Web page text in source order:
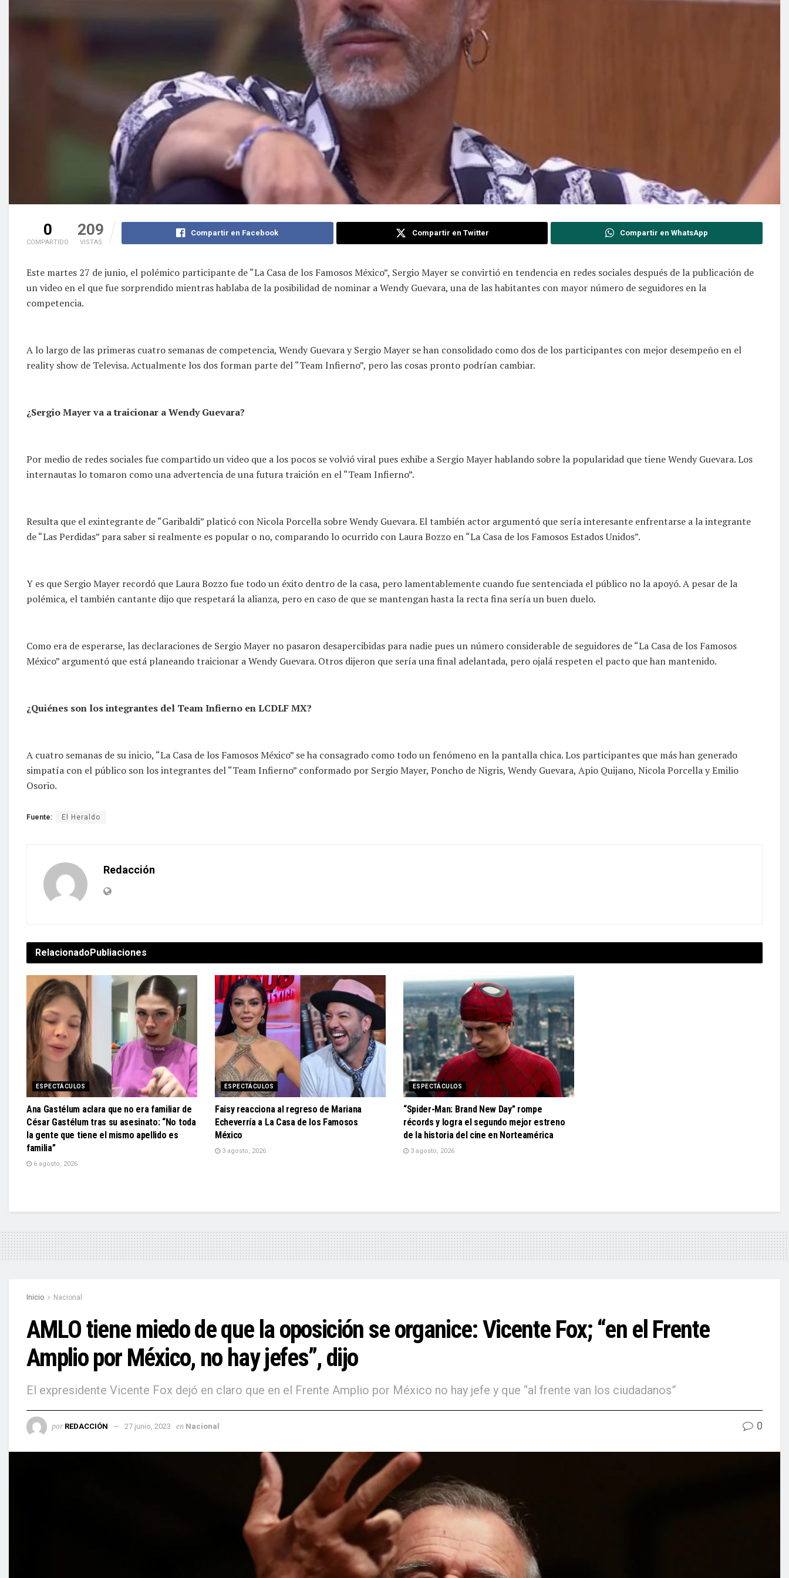
0
COMPARTIDO
209
VISTAS
Compartir en Facebook Compartir en Twitter Compartir en WhatsApp
Este martes 27 de junio, el polémico participante de “La Casa de los Famosos México”, Sergio Mayer se convirtió en tendencia en redes sociales después de la publicación de
un video en el que fue sorprendido mientras hablaba de la posibilidad de nominar a Wendy Guevara, una de las habitantes con mayor número de seguidores en la
competencia.
A lo largo de las primeras cuatro semanas de competencia, Wendy Guevara y Sergio Mayer se han consolidado como dos de los participantes con mejor desempeño en el
reality show de Televisa. Actualmente los dos forman parte del “Team Infierno”, pero las cosas pronto podrían cambiar.
¿Sergio Mayer va a traicionar a Wendy Guevara?
Por medio de redes sociales fue compartido un video que a los pocos se volvió viral pues exhibe a Sergio Mayer hablando sobre la popularidad que tiene Wendy Guevara. Los
internautas lo tomaron como una advertencia de una futura traición en el “Team Infierno”.
Resulta que el exintegrante de “Garibaldi” platicó con Nicola Porcella sobre Wendy Guevara. El también actor argumentó que sería interesante enfrentarse a la integrante
de “Las Perdidas” para saber si realmente es popular o no, comparando lo ocurrido con Laura Bozzo en “La Casa de los Famosos Estados Unidos”.
Y es que Sergio Mayer recordó que Laura Bozzo fue todo un éxito dentro de la casa, pero lamentablemente cuando fue sentenciada el público no la apoyó. A pesar de la
polémica, el también cantante dijo que respetará la alianza, pero en caso de que se mantengan hasta la recta fina sería un buen duelo.
Como era de esperarse, las declaraciones de Sergio Mayer no pasaron desapercibidas para nadie pues un número considerable de seguidores de “La Casa de los Famosos
México” argumentó que está planeando traicionar a Wendy Guevara. Otros dijeron que sería una final adelantada, pero ojalá respeten el pacto que han mantenido.
¿Quiénes son los integrantes del Team Infierno en LCDLF MX?
A cuatro semanas de su inicio, “La Casa de los Famosos México” se ha consagrado como todo un fenómeno en la pantalla chica. Los participantes que más han generado
simpatía con el público son los integrantes del “Team Infierno” conformado por Sergio Mayer, Poncho de Nigris, Wendy Guevara, Apio Quijano, Nicola Porcella y Emilio
Osorio.
Fuente: El Heraldo
Redacción
RelacionadoPubliaciones
ESPECTÁCULOS
Ana Gastélum aclara que no era familiar de
César Gastélum tras su asesinato: “No toda
la gente que tiene el mismo apellido es
familia”
6 agosto, 2026
ESPECTÁCULOS
Faisy reacciona al regreso de Mariana
Echeverría a La Casa de los Famosos
México
3 agosto, 2026
ESPECTÁCULOS
“Spider-Man: Brand New Day” rompe
récords y logra el segundo mejor estreno
de la historia del cine en Norteamérica
3 agosto, 2026
Inicio Nacional
AMLO tiene miedo de que la oposición se organice: Vicente Fox; “en el Frente
Amplio por México, no hay jefes”, dijo
El expresidente Vicente Fox dejó en claro que en el Frente Amplio por México no hay jefe y que “al frente van los ciudadanos”
por REDACCIÓN 27 junio, 2023 en Nacional 0